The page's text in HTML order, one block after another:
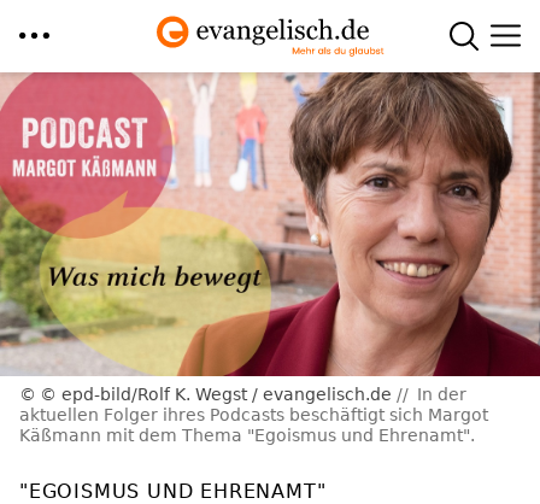
Direkt
zum
Inhalt
© epd-bild/Rolf K. Wegst / evangelisch.de
In der
aktuellen Folger ihres Podcasts beschäftigt sich Margot
Käßmann mit dem Thema "Egoismus und Ehrenamt".
"EGOISMUS UND EHRENAMT"